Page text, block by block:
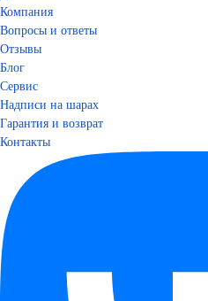
Компания
Вопросы и ответы
Отзывы
Блог
Сервис
Надписи на шарах
Гарантия и возврат
Контакты